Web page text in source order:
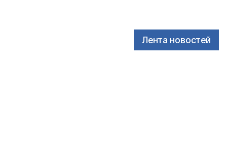
Лента новостей